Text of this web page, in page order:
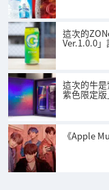
這次的
Ver.1.0.0
這次的牛
紫色限定
《Apple